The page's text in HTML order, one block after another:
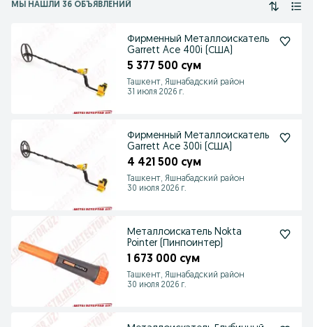
МЫ НАШЛИ 36 ОБЪЯВЛЕНИЙ
Фирменный Металлоискатель
Garrett Ace 400i (США)
5 377 500 сум
Ташкент, Яшнабадский район
31 июля 2026 г.
Фирменный Металлоискатель
Garrett Ace 300i (США)
4 421 500 сум
Ташкент, Яшнабадский район
30 июля 2026 г.
Металлоискатель Nokta
Pointer (Пинпоинтер)
1 673 000 сум
Ташкент, Яшнабадский район
30 июля 2026 г.